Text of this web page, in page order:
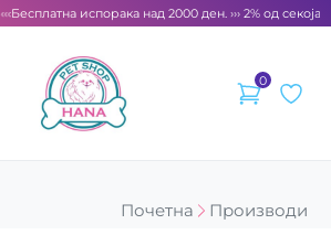
Бесплатна испорака над 2000 ден. ››› 2% од секоја
0
Почетна
Производи